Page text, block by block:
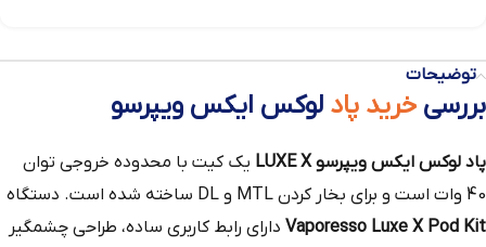
توضیحات
بررسی خرید پاد لوکس ایکس ویپرسو
پاد لوکس ایکس ویپرسو LUXE X
یک کیت با محدوده خروجی توان
40 وات است و برای بخار کردن MTL و DL ساخته شده است. دستگاه
Vaporesso Luxe X Pod Kit دارای رابط کاربری ساده، طراحی چشمگیر